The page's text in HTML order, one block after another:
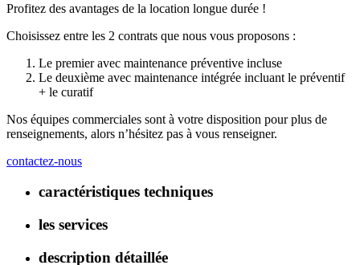
Profitez des avantages de la location longue durée !
Choisissez entre les 2 contrats que nous vous proposons :
Le premier avec maintenance préventive incluse
Le deuxième avec maintenance intégrée incluant le préventif
+ le curatif
Nos équipes commerciales sont à votre disposition pour plus de
renseignements, alors n’hésitez pas à vous renseigner.
contactez-nous
caractéristiques techniques
les services
description détaillée